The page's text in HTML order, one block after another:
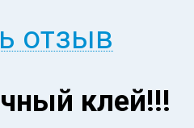
отзыв
клей!!!